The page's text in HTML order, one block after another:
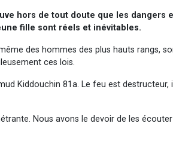
hors de tout doute que les dangers
fille sont réels et inévitables.
des hommes des plus hauts rangs,
ces lois.
Kiddouchin 81a. Le feu est destructeur,
Nous avons le devoir de les